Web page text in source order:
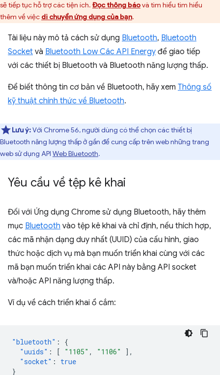
sẽ tiếp tục hỗ trợ các tiện ích. Đọc thông báovà tìm hiểu tìm hiểu
thêm về việc di chuyển ứng dụng của bạn.
Tài liệu này mô tả cách sử dụng Bluetooth, Bluetooth
Socket và Bluetooth Low Các API Energy để giao tiếp
với các thiết bị Bluetooth và Bluetooth năng lượng thấp.
Để biết thông tin cơ bản về Bluetooth, hãy xem Thông số
kỹ thuật chính thức về Bluetooth.
Lưu ý:Với Chrome 56, người dùng có thể chọn các thiết bị
Bluetooth năng lượng thấp ở gần để cung cấp trên web những trang
web sử dụng API Web Bluetooth.
Yêu cầu về tệp kê khai
Đối với Ứng dụng Chrome sử dụng Bluetooth, hãy thêm
mục Bluetooth vào tệp kê khai và chỉ định, nếu thích hợp,
các mã nhận dạng duy nhất (UUID) của cấu hình, giao
thức hoặc dịch vụ mà bạn muốn triển khai cùng với các
mã bạn muốn triển khai các API này bằng API socket
và/hoặc API năng lượng thấp.
Ví dụ về cách triển khai ổ cắm:
"bluetooth" :
{
"uuids" : [ "1105" , "1106"
],
"socket" :
true
}